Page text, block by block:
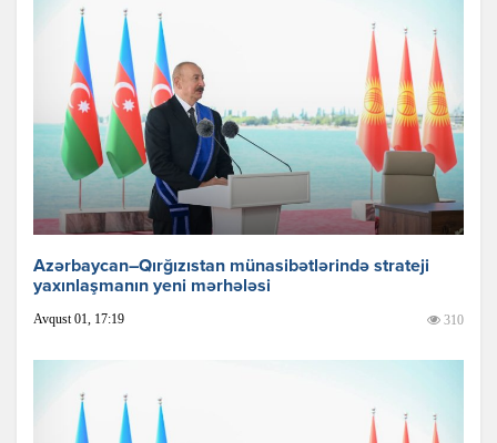
Azərbaycan–Qırğızıstan münasibətlərində strateji
yaxınlaşmanın yeni mərhələsi
Avqust 01, 17:19 310